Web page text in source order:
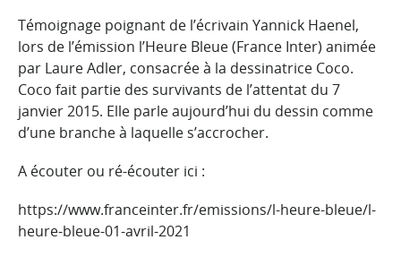
Témoignage poignant de l’écrivain Yannick Haenel,
lors de l’émission l’Heure Bleue (France Inter) animée
par Laure Adler, consacrée à la dessinatrice Coco.
Coco fait partie des survivants de l’attentat du 7
janvier 2015. Elle parle aujourd’hui du dessin comme
d’une branche à laquelle s’accrocher.
A écouter ou ré-écouter ici :
https://www.franceinter.fr/emissions/l-heure-bleue/l-
heure-bleue-01-avril-2021